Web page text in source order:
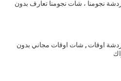
نجومنا ، شات نجومنا تعارف بدون
اوقات , شات اوقات مجاني بدون